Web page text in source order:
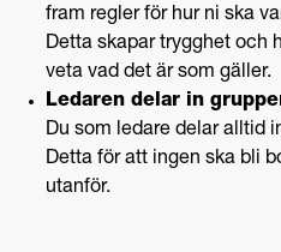
fram regler för hur ni ska
Detta skapar trygghet och
veta vad det är som gäller.
Ledaren delar in
Du som ledare delar alltid
Detta för att ingen ska bli
utanför.